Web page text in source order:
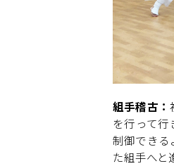
組手稽古：
を行って行
制御できる
た組手へと